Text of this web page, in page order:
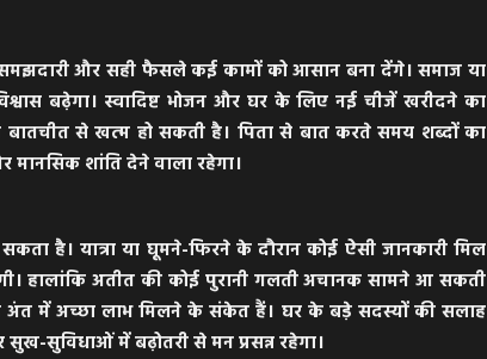
और सही फैसले कई कामों को आसान बना देंगे। समाज या
बढ़ेगा। स्वादिष्ट भोजन और घर के लिए नई चीजें खरीदने का
से खत्म हो सकती है। पिता से बात करते समय शब्दों का
मानसिक शांति देने वाला रहेगा।
है। यात्रा या घूमने-फिरने के दौरान कोई ऐसी जानकारी मिल
हालांकि अतीत की कोई पुरानी गलती अचानक सामने आ सकती
अंत में अच्छा लाभ मिलने के संकेत हैं। घर के बड़े सदस्यों की सलाह
में बढ़ोतरी से मन प्रसन्न रहेगा।